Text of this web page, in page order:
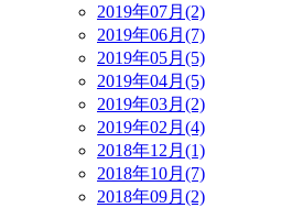
2019年07月(2)
2019年06月(7)
2019年05月(5)
2019年04月(5)
2019年03月(2)
2019年02月(4)
2018年12月(1)
2018年10月(7)
2018年09月(2)